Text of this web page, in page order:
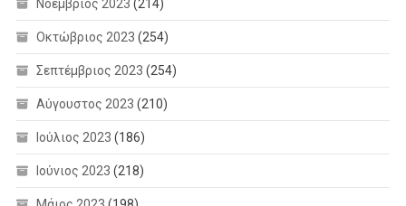
Νοέμβριος 2023 (214)
Οκτώβριος 2023 (254)
Σεπτέμβριος 2023 (254)
Αύγουστος 2023 (210)
Ιούλιος 2023 (186)
Ιούνιος 2023 (218)